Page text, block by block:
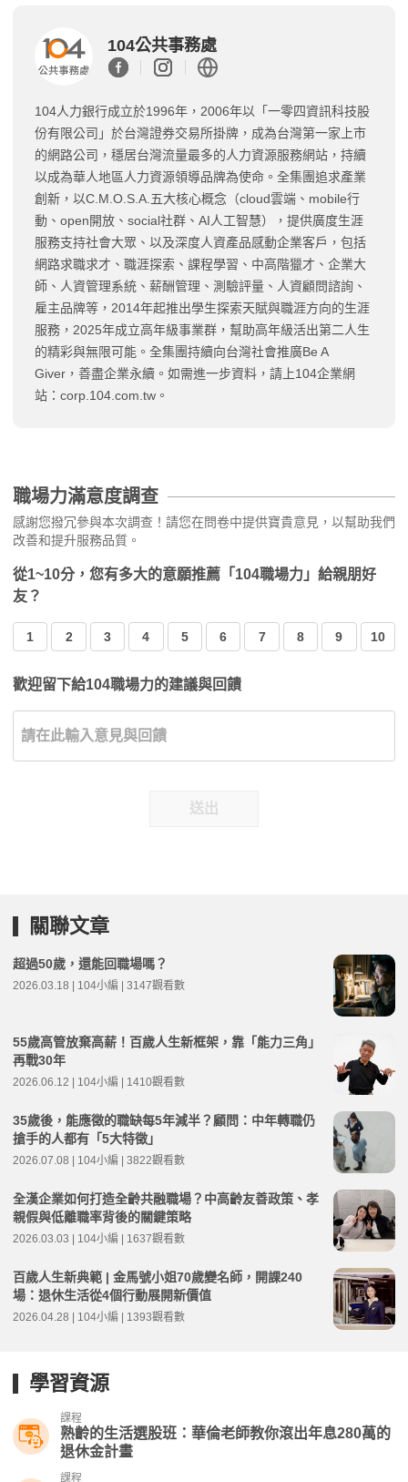
104公共事務處
104人力銀行成立於1996年，2006年以「一零四資訊科技股
份有限公司」於台灣證券交易所掛牌，成為台灣第一家上市
的網路公司，穩居台灣流量最多的人力資源服務網站，持續
以成為華人地區人力資源領導品牌為使命。全集團追求產業
創新，以C.M.O.S.A.五大核心概念（cloud雲端、mobile行
動、open開放、social社群、AI人工智慧），提供廣度生涯
服務支持社會大眾、以及深度人資產品感動企業客戶，包括
網路求職求才、職涯探索、課程學習、中高階獵才、企業大
師、人資管理系統、薪酬管理、測驗評量、人資顧問諮詢、
雇主品牌等，2014年起推出學生探索天賦與職涯方向的生涯
服務，2025年成立高年級事業群，幫助高年級活出第二人生
的精彩與無限可能。全集團持續向台灣社會推廣Be A
Giver，善盡企業永續。如需進一步資料，請上104企業網
站：corp.104.com.tw。
職場力滿意度調查
感謝您撥冗參與本次調查！請您在問卷中提供寶貴意見，以幫助我們
改善和提升服務品質。
從1~10分，您有多大的意願推薦「104職場力」給親朋好
友？
1 2 3 4 5 6 7 8 9 10
歡迎留下給104職場力的建議與回饋
送出
關聯文章
超過50歲，還能回職場嗎？
2026.03.18 | 104小編 | 3147觀看數
55歲高管放棄高薪！百歲人生新框架，靠「能力三角」
再戰30年
2026.06.12 | 104小編 | 1410觀看數
35歲後，能應徵的職缺每5年減半？顧問：中年轉職仍
搶手的人都有「5大特徵」
2026.07.08 | 104小編 | 3822觀看數
全漢企業如何打造全齡共融職場？中高齡友善政策、孝
親假與低離職率背後的關鍵策略
2026.03.03 | 104小編 | 1637觀看數
百歲人生新典範 | 金馬號小姐70歲變名師，開課240
場：退休生活從4個行動展開新價值
2026.04.28 | 104小編 | 1393觀看數
學習資源
課程
熟齡的生活選股班：華倫老師教你滾出年息280萬的
退休金計畫
課程